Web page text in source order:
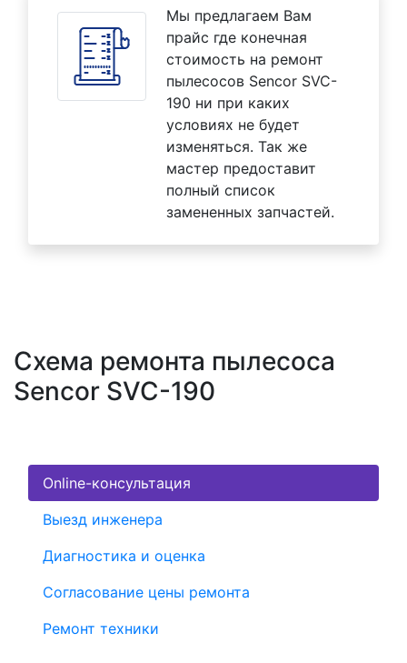
Мы предлагаем Вам
прайс где конечная
стоимость на ремонт
пылесосов Sencor SVC-
190 ни при каких
условиях не будет
изменяться. Так же
мастер предоставит
полный список
замененных запчастей.
Схема ремонта пылесоса
Sencor SVC-190
Online-консультация
Выезд инженера
Диагностика и оценка
Согласование цены ремонта
Ремонт техники